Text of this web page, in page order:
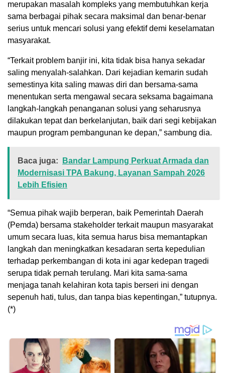
merupakan masalah kompleks yang membutuhkan kerja
sama berbagai pihak secara maksimal dan benar-benar
serius untuk mencari solusi yang efektif demi keselamatan
masyarakat.
“Terkait problem banjir ini, kita tidak bisa hanya sekadar
saling menyalah-salahkan. Dari kejadian kemarin sudah
semestinya kita saling mawas diri dan bersama-sama
menentukan serta mengawal secara seksama bagaimana
langkah-langkah penanganan solusi yang seharusnya
dilakukan tepat dan berkelanjutan, baik dari segi kebijakan
maupun program pembangunan ke depan,” sambung dia.
Baca juga:
Bandar Lampung Perkuat Armada dan
Modernisasi TPA Bakung, Layanan Sampah 2026
Lebih Efisien
“Semua pihak wajib berperan, baik Pemerintah Daerah
(Pemda) bersama stakeholder terkait maupun masyarakat
umum secara luas, kita semua harus bisa memantapkan
langkah dan meningkatkan kesadaran serta kepedulian
terhadap perkembangan di kota ini agar kedepan tragedi
serupa tidak pernah terulang. Mari kita sama-sama
menjaga tanah kelahiran kota tapis berseri ini dengan
sepenuh hati, tulus, dan tanpa bias kepentingan,” tutupnya.
(*)